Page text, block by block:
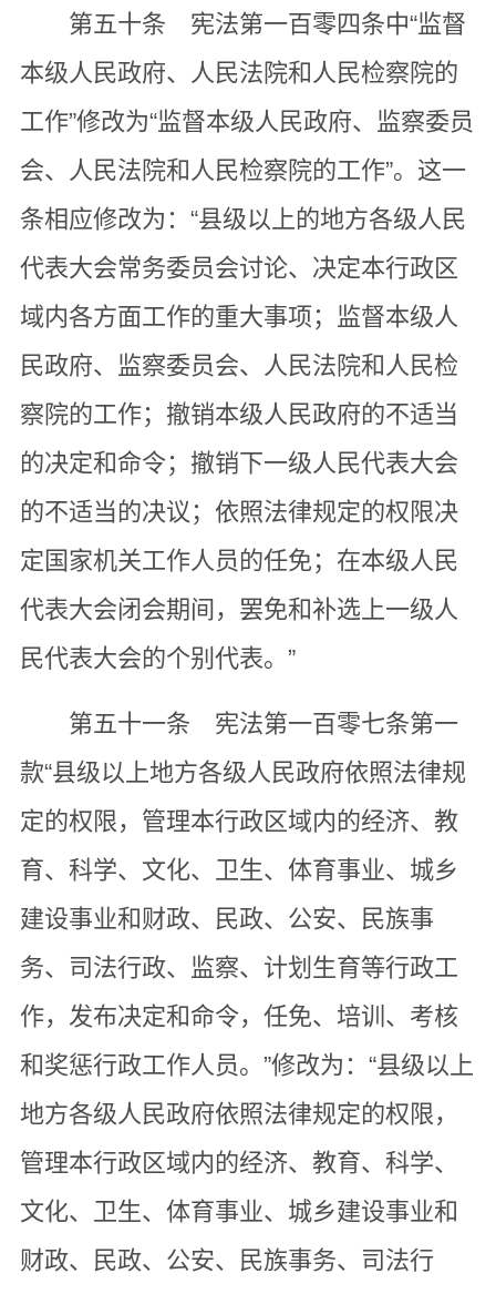
第五十条 宪法第一百零四条中“监督
本级人民政府、人民法院和人民检察院的
工作”修改为“监督本级人民政府、监察委员
会、人民法院和人民检察院的工作”。这一
条相应修改为：“县级以上的地方各级人民
代表大会常务委员会讨论、决定本行政区
域内各方面工作的重大事项；监督本级人
民政府、监察委员会、人民法院和人民检
察院的工作；撤销本级人民政府的不适当
的决定和命令；撤销下一级人民代表大会
的不适当的决议；依照法律规定的权限决
定国家机关工作人员的任免；在本级人民
代表大会闭会期间，罢免和补选上一级人
民代表大会的个别代表。”
第五十一条 宪法第一百零七条第一
款“县级以上地方各级人民政府依照法律规
定的权限，管理本行政区域内的经济、教
育、科学、文化、卫生、体育事业、城乡
建设事业和财政、民政、公安、民族事
务、司法行政、监察、计划生育等行政工
作，发布决定和命令，任免、培训、考核
和奖惩行政工作人员。”修改为：“县级以上
地方各级人民政府依照法律规定的权限，
管理本行政区域内的经济、教育、科学、
文化、卫生、体育事业、城乡建设事业和
财政、民政、公安、民族事务、司法行